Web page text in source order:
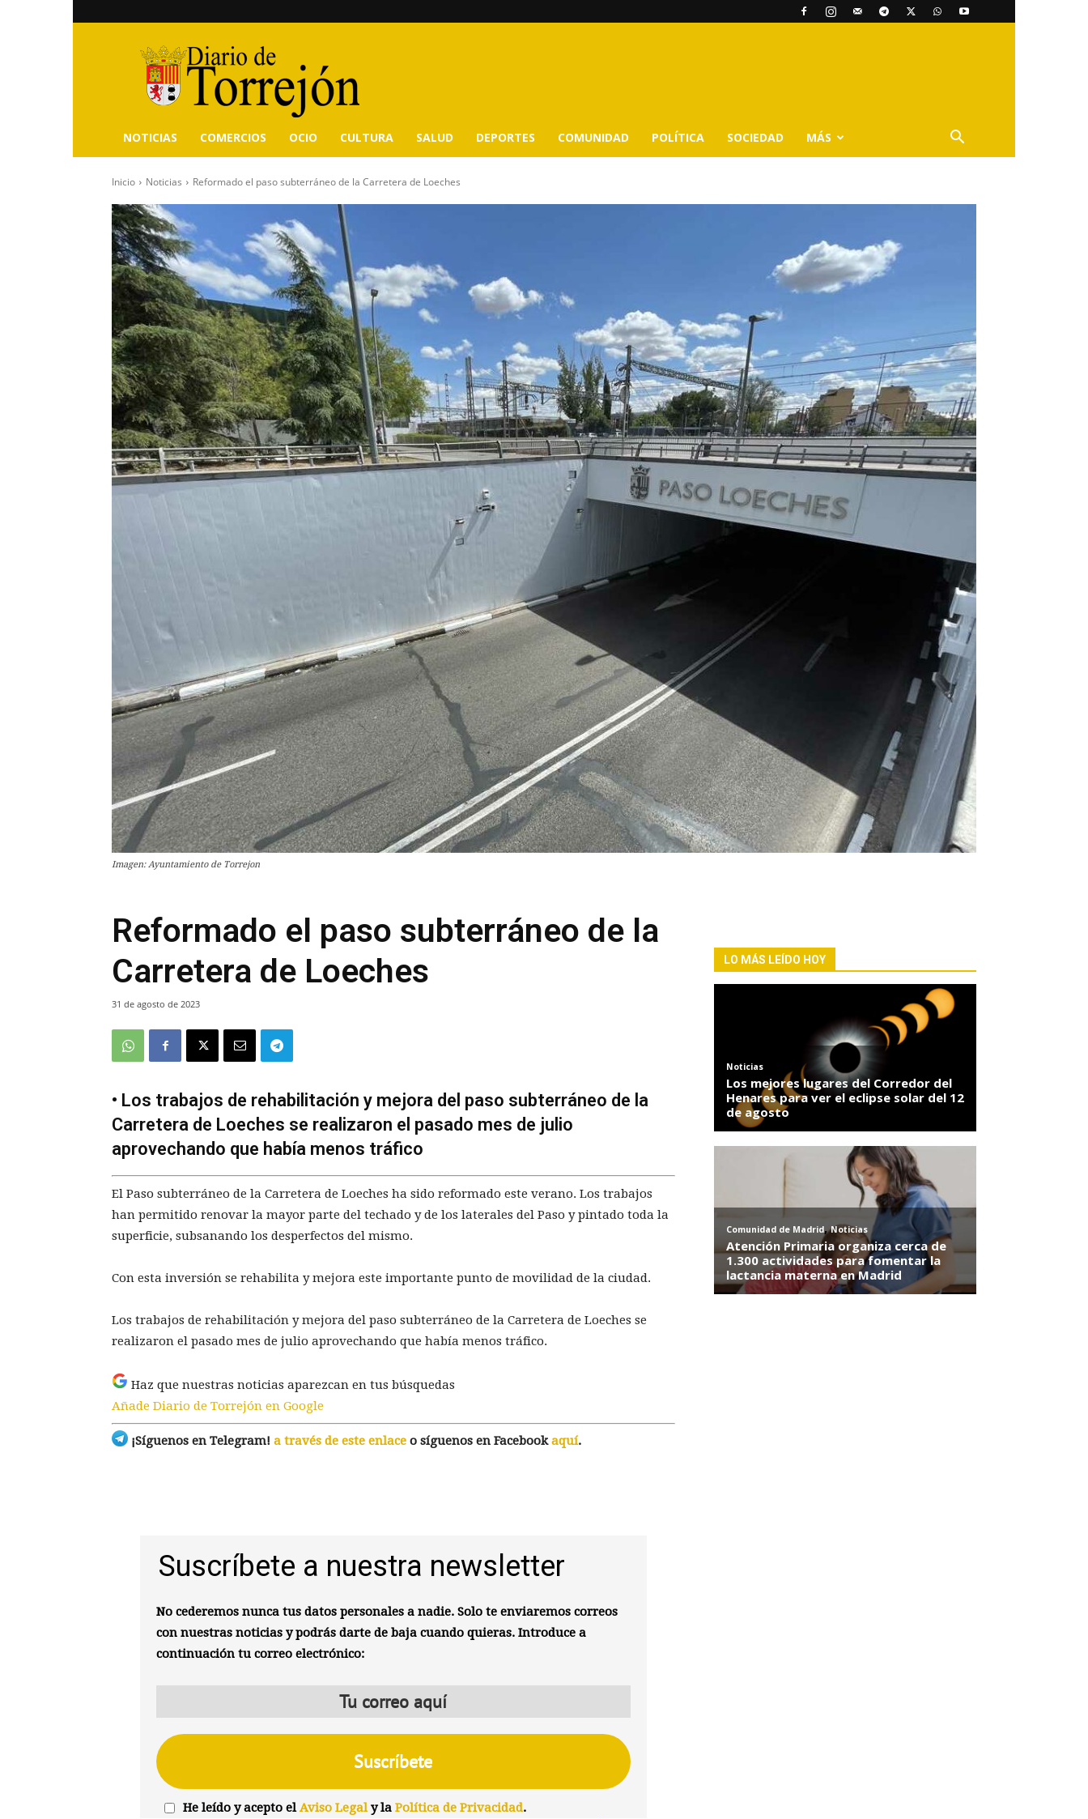
Diario
de
Torrejón
NOTICIAS COMERCIOS OCIO CULTURA SALUD DEPORTES COMUNIDAD POLÍTICA SOCIEDAD MÁS
Inicio Noticias Reformado el paso subterráneo de la Carretera de Loeches
Imagen: Ayuntamiento de Torrejon
Reformado el paso subterráneo de la
Carretera de Loeches
31 de agosto de 2023
• Los trabajos de rehabilitación y mejora del paso subterráneo de la
Carretera de Loeches se realizaron el pasado mes de julio
aprovechando que había menos tráfico
El Paso subterráneo de la Carretera de Loeches ha sido reformado este verano. Los trabajos
han permitido renovar la mayor parte del techado y de los laterales del Paso y pintado toda la
superficie, subsanando los desperfectos del mismo.
Con esta inversión se rehabilita y mejora este importante punto de movilidad de la ciudad.
Los trabajos de rehabilitación y mejora del paso subterráneo de la Carretera de Loeches se
realizaron el pasado mes de julio aprovechando que había menos tráfico.
Haz que nuestras noticias aparezcan en tus búsquedas
Añade Diario de Torrejón en Google
¡Síguenos en Telegram! a través de este enlace o síguenos en Facebookaquí.
Suscríbete a nuestra newsletter
No cederemos nunca tus datos personales a nadie. Solo te enviaremos correos
con nuestras noticias y podrás darte de baja cuando quieras. Introduce a
continuación tu correo electrónico:
He leído y acepto elAviso Legaly la Política de Privacidad.
LO MÁS LEÍDO HOY